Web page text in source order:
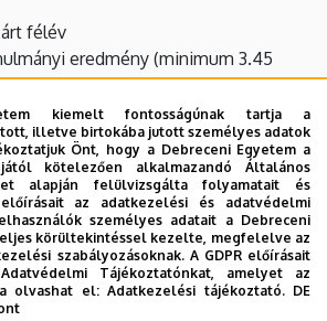
félév
eredmény (minimum 3.45
nyelvtudás az oktatás nyelvéből
a Debreceni Egyetemen (a
időszakban aktív hallgatói jogviszony).
international-
kiemelt fontosságúnak tartja a
illetve birtokába jutott személyes adatok
Önt, hogy a Debreceni Egyetem a
kötelezően alkalmazandó Általános
alapján felülvizsgálta folyamatait és
az adatkezelési és adatvédelmi
személyes adatait a Debreceni
körültekintéssel kezelte, megfelelve az
szabályozásoknak. A GDPR előírásait
Tájékoztatónkat, amelyet az
olvashat el:Adatkezelési tájékoztató. DE